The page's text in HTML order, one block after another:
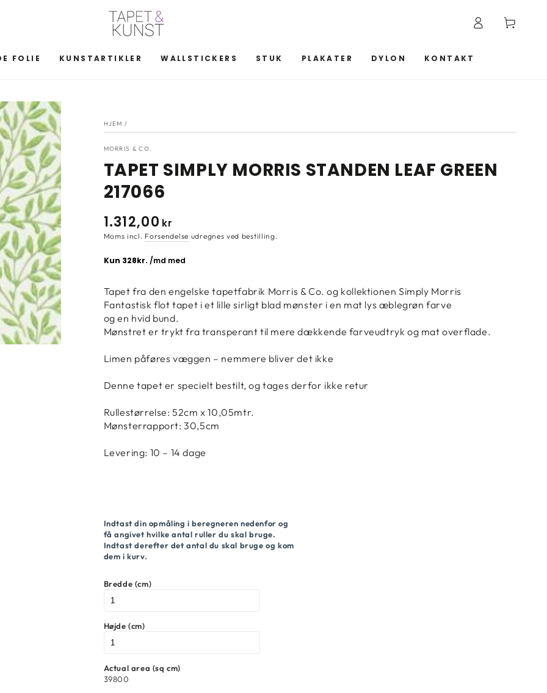
FOLIE KUNSTARTIKLER WALLSTICKERS STUK PLAKATER DYLON KONTAKT
ind
Kurv
HJEM /
MORRIS & CO.
TAPET SIMPLY MORRIS STANDEN LEAF GREEN
217066
Normal
pris
1.312,00 kr
Moms incl. Forsendelse udregnes ved bestilling.
Tapet fra den engelske tapetfabrik Morris & Co. og kollektionen Simply Morris
Fantastisk flot tapet i et lille sirligt blad mønster i en mat lys æblegrøn farve
og en hvid bund.
Mønstret er trykt fra transperant til mere dækkende farveudtryk og mat overflade.
Limen påføres væggen – nemmere bliver det ikke
Denne tapet er specielt bestilt, og tages derfor ikke retur
Rullestørrelse: 52cm x 10,05mtr.
Mønsterrapport: 30,5cm
Levering: 10 – 14 dage
Indtast din opmåling i beregneren nedenfor og
få angivet hvilke antal ruller du skal bruge.
Indtast derefter det antal du skal bruge og kom
dem i kurv.
Bredde (cm)
Højde (cm)
Actual area (sq cm)
39800